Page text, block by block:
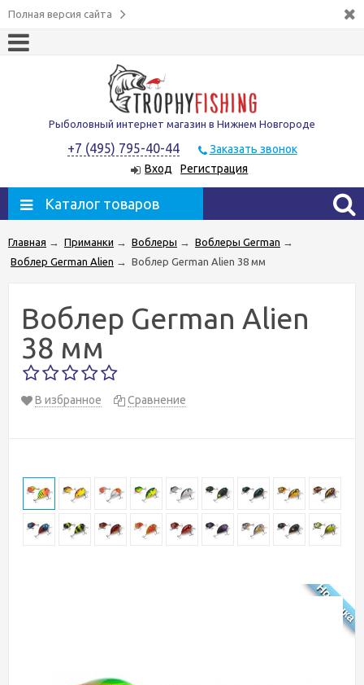
Полная версия сайта
Рыболовный интернет магазин в Нижнем Новгороде
+7 (495) 795-40-44
Заказать звонок
Вход
Регистрация
Каталог товаров
Главная → Приманки → Воблеры → Воблеры German →
Воблер German Alien → Воблер German Alien 38 мм
Воблер German Alien
38 мм
В избранное Сравнение
Новинка